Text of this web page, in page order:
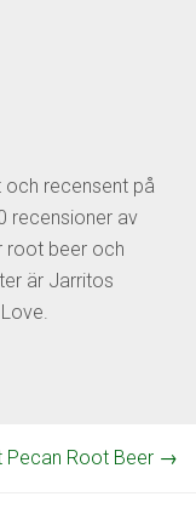
och recensent på
recensioner av
root beer och
är Jarritos
Pecan Root Beer →